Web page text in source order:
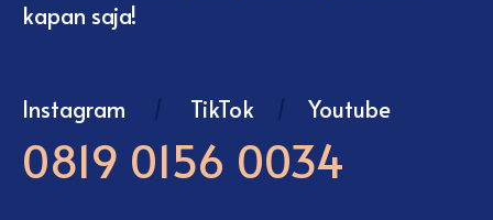
kapan saja!
Instagram / TikTok / Youtube
0819 0156 0034